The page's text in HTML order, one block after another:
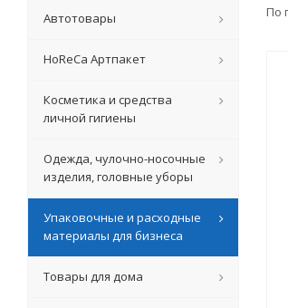
По
Автотовары
HoReCa Артпакет
Косметика и средства
личной гигиены
Одежда, чулочно-носочные
изделия, головные уборы
Упаковочные и расходные
материалы для бизнеса
Товары для дома